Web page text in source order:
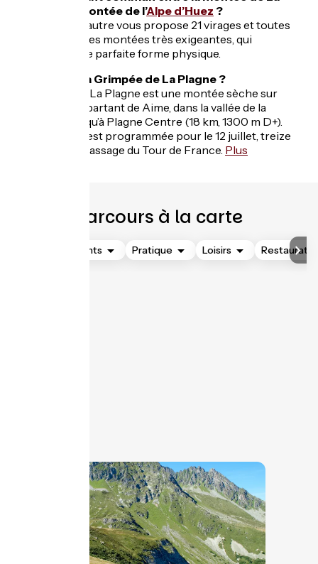
Plagne et la montée de l’Alpe d’Huez ?
L’une comme l’autre vous propose 21 virages et toutes
les deux sont des montées très exigeantes, qui
demandent une parfaite forme physique.
Quand a lieu la Grimpée de La Plagne ?
La Grimpée de La Plagne est une montée sèche sur
route ouverte partant de Aime, dans la vallée de la
Tarentaise, jusqu’à Plagne Centre (18 km, 1300 m D+).
L’édition 2025 est programmée pour le 12 juillet, treize
jours avant le passage du Tour de France. Plus
Parcours à la carte
Hébergements Pratique Loisirs